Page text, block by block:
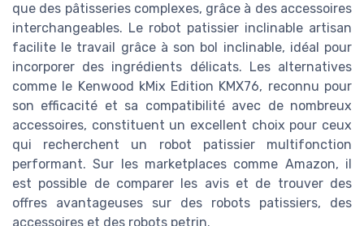
que des pâtisseries complexes, grâce à des accessoires
interchangeables. Le robot patissier inclinable artisan
facilite le travail grâce à son bol inclinable, idéal pour
incorporer des ingrédients délicats. Les alternatives
comme le Kenwood kMix Edition KMX76, reconnu pour
son efficacité et sa compatibilité avec de nombreux
accessoires, constituent un excellent choix pour ceux
qui recherchent un robot patissier multifonction
performant. Sur les marketplaces comme Amazon, il
est possible de comparer les avis et de trouver des
offres avantageuses sur des robots patissiers, des
accessoires et des robots petrin.